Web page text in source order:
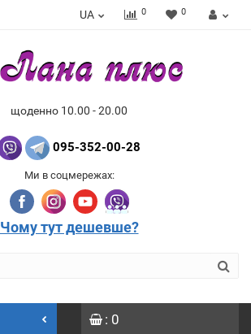
UA 0 0
щоденно 10.00 - 20.00
095-352-00-28
Ми в соцмережах:
Чому тут дешевше?
: 0